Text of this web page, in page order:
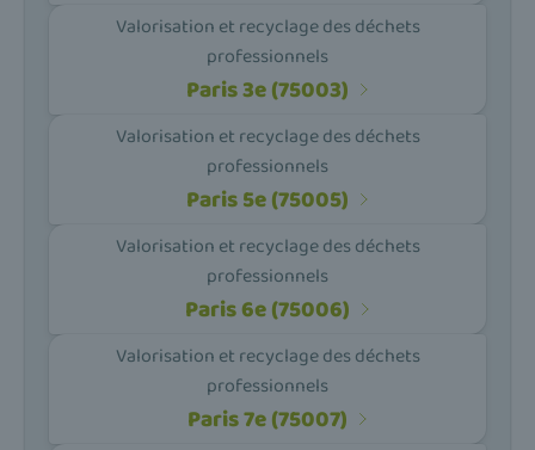
Valorisation et recyclage des déchets
professionnels
Paris 3e (75003)
Valorisation et recyclage des déchets
professionnels
Paris 5e (75005)
Valorisation et recyclage des déchets
professionnels
Paris 6e (75006)
Valorisation et recyclage des déchets
professionnels
Paris 7e (75007)